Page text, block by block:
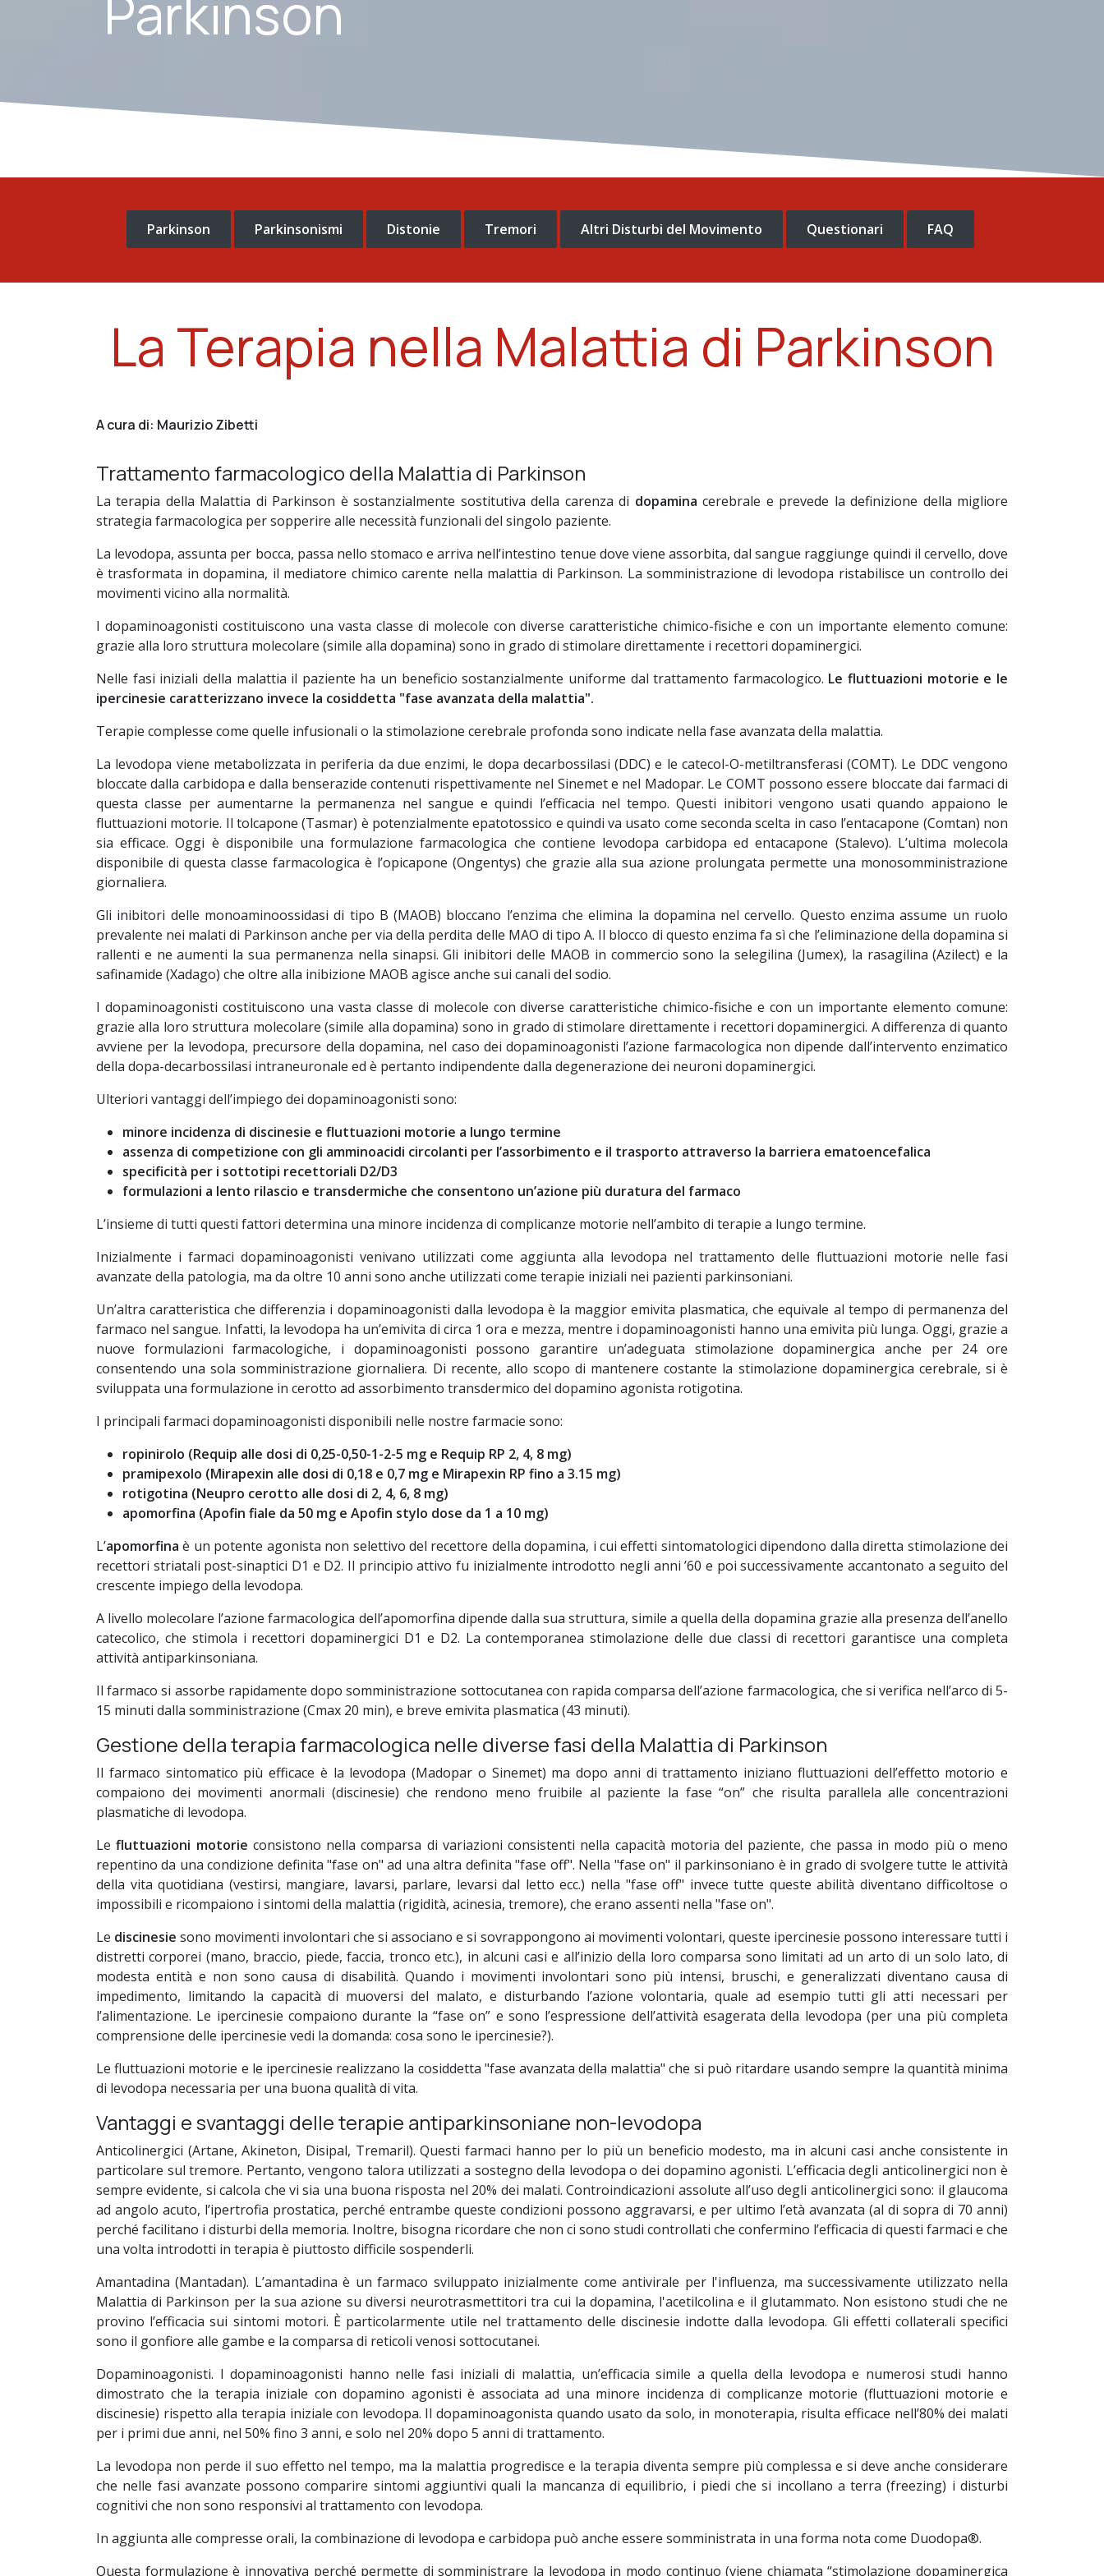
Parkinson
Parkinson Parkinsonismi Distonie Tremori Altri Disturbi del Movimento Questionari FAQ
La Terapia nella Malattia di Parkinson
A cura di: Maurizio Zibetti
Trattamento farmacologico della Malattia di Parkinson
La terapia della Malattia di Parkinson è sostanzialmente sostitutiva della carenza di dopamina cerebrale e prevede la definizione della migliore
strategia farmacologica per sopperire alle necessità funzionali del singolo paziente.
La levodopa, assunta per bocca, passa nello stomaco e arriva nell’intestino tenue dove viene assorbita, dal sangue raggiunge quindi il cervello, dove
è trasformata in dopamina, il mediatore chimico carente nella malattia di Parkinson. La somministrazione di levodopa ristabilisce un controllo dei
movimenti vicino alla normalità.
I dopaminoagonisti costituiscono una vasta classe di molecole con diverse caratteristiche chimico-fisiche e con un importante elemento comune:
grazie alla loro struttura molecolare (simile alla dopamina) sono in grado di stimolare direttamente i recettori dopaminergici.
Nelle fasi iniziali della malattia il paziente ha un beneficio sostanzialmente uniforme dal trattamento farmacologico. Le fluttuazioni motorie e le
ipercinesie caratterizzano invece la cosiddetta "fase avanzata della malattia".
Terapie complesse come quelle infusionali o la stimolazione cerebrale profonda sono indicate nella fase avanzata della malattia.
La levodopa viene metabolizzata in periferia da due enzimi, le dopa decarbossilasi (DDC) e le catecol-O-metiltransferasi (COMT). Le DDC vengono
bloccate dalla carbidopa e dalla benserazide contenuti rispettivamente nel Sinemet e nel Madopar. Le COMT possono essere bloccate dai farmaci di
questa classe per aumentarne la permanenza nel sangue e quindi l’efficacia nel tempo. Questi inibitori vengono usati quando appaiono le
fluttuazioni motorie. Il tolcapone (Tasmar) è potenzialmente epatotossico e quindi va usato come seconda scelta in caso l’entacapone (Comtan) non
sia efficace. Oggi è disponibile una formulazione farmacologica che contiene levodopa carbidopa ed entacapone (Stalevo). L’ultima molecola
disponibile di questa classe farmacologica è l’opicapone (Ongentys) che grazie alla sua azione prolungata permette una monosomministrazione
giornaliera.
Gli inibitori delle monoaminoossidasi di tipo B (MAOB) bloccano l’enzima che elimina la dopamina nel cervello. Questo enzima assume un ruolo
prevalente nei malati di Parkinson anche per via della perdita delle MAO di tipo A. Il blocco di questo enzima fa sì che l’eliminazione della dopamina si
rallenti e ne aumenti la sua permanenza nella sinapsi. Gli inibitori delle MAOB in commercio sono la selegilina (Jumex), la rasagilina (Azilect) e la
safinamide (Xadago) che oltre alla inibizione MAOB agisce anche sui canali del sodio.
I dopaminoagonisti costituiscono una vasta classe di molecole con diverse caratteristiche chimico-fisiche e con un importante elemento comune:
grazie alla loro struttura molecolare (simile alla dopamina) sono in grado di stimolare direttamente i recettori dopaminergici. A differenza di quanto
avviene per la levodopa, precursore della dopamina, nel caso dei dopaminoagonisti l’azione farmacologica non dipende dall’intervento enzimatico
della dopa-decarbossilasi intraneuronale ed è pertanto indipendente dalla degenerazione dei neuroni dopaminergici.
Ulteriori vantaggi dell’impiego dei dopaminoagonisti sono:
minore incidenza di discinesie e fluttuazioni motorie a lungo termine
assenza di competizione con gli amminoacidi circolanti per l’assorbimento e il trasporto attraverso la barriera ematoencefalica
specificità per i sottotipi recettoriali D2/D3
formulazioni a lento rilascio e transdermiche che consentono un’azione più duratura del farmaco
L’insieme di tutti questi fattori determina una minore incidenza di complicanze motorie nell’ambito di terapie a lungo termine.
Inizialmente i farmaci dopaminoagonisti venivano utilizzati come aggiunta alla levodopa nel trattamento delle fluttuazioni motorie nelle fasi
avanzate della patologia, ma da oltre 10 anni sono anche utilizzati come terapie iniziali nei pazienti parkinsoniani.
Un’altra caratteristica che differenzia i dopaminoagonisti dalla levodopa è la maggior emivita plasmatica, che equivale al tempo di permanenza del
farmaco nel sangue. Infatti, la levodopa ha un’emivita di circa 1 ora e mezza, mentre i dopaminoagonisti hanno una emivita più lunga. Oggi, grazie a
nuove formulazioni farmacologiche, i dopaminoagonisti possono garantire un’adeguata stimolazione dopaminergica anche per 24 ore
consentendo una sola somministrazione giornaliera. Di recente, allo scopo di mantenere costante la stimolazione dopaminergica cerebrale, si è
sviluppata una formulazione in cerotto ad assorbimento transdermico del dopamino agonista rotigotina.
I principali farmaci dopaminoagonisti disponibili nelle nostre farmacie sono:
ropinirolo (Requip alle dosi di 0,25-0,50-1-2-5 mg e Requip RP 2, 4, 8 mg)
pramipexolo (Mirapexin alle dosi di 0,18 e 0,7 mg e Mirapexin RP fino a 3.15 mg)
rotigotina (Neupro cerotto alle dosi di 2, 4, 6, 8 mg)
apomorfina (Apofin fiale da 50 mg e Apofin stylo dose da 1 a 10 mg)
L’apomorfina è un potente agonista non selettivo del recettore della dopamina, i cui effetti sintomatologici dipendono dalla diretta stimolazione dei
recettori striatali post-sinaptici D1 e D2. Il principio attivo fu inizialmente introdotto negli anni ’60 e poi successivamente accantonato a seguito del
crescente impiego della levodopa.
A livello molecolare l’azione farmacologica dell’apomorfina dipende dalla sua struttura, simile a quella della dopamina grazie alla presenza dell’anello
catecolico, che stimola i recettori dopaminergici D1 e D2. La contemporanea stimolazione delle due classi di recettori garantisce una completa
attività antiparkinsoniana.
Il farmaco si assorbe rapidamente dopo somministrazione sottocutanea con rapida comparsa dell’azione farmacologica, che si verifica nell’arco di 5-
15 minuti dalla somministrazione (Cmax 20 min), e breve emivita plasmatica (43 minuti).
Gestione della terapia farmacologica nelle diverse fasi della Malattia di Parkinson
Il farmaco sintomatico più efficace è la levodopa (Madopar o Sinemet) ma dopo anni di trattamento iniziano fluttuazioni dell’effetto motorio e
compaiono dei movimenti anormali (discinesie) che rendono meno fruibile al paziente la fase “on” che risulta parallela alle concentrazioni
plasmatiche di levodopa.
Lefluttuazioni motorie consistono nella comparsa di variazioni consistenti nella capacità motoria del paziente, che passa in modo più o meno
repentino da una condizione definita "fase on" ad una altra definita "fase off". Nella "fase on" il parkinsoniano è in grado di svolgere tutte le attività
della vita quotidiana (vestirsi, mangiare, lavarsi, parlare, levarsi dal letto ecc.) nella "fase off" invece tutte queste abilità diventano difficoltose o
impossibili e ricompaiono i sintomi della malattia (rigidità, acinesia, tremore), che erano assenti nella "fase on".
Le discinesie sono movimenti involontari che si associano e si sovrappongono ai movimenti volontari, queste ipercinesie possono interessare tutti i
distretti corporei (mano, braccio, piede, faccia, tronco etc.), in alcuni casi e all’inizio della loro comparsa sono limitati ad un arto di un solo lato, di
modesta entità e non sono causa di disabilità. Quando i movimenti involontari sono più intensi, bruschi, e generalizzati diventano causa di
impedimento, limitando la capacità di muoversi del malato, e disturbando l’azione volontaria, quale ad esempio tutti gli atti necessari per
l’alimentazione. Le ipercinesie compaiono durante la “fase on” e sono l’espressione dell’attività esagerata della levodopa (per una più completa
comprensione delle ipercinesie vedi la domanda: cosa sono le ipercinesie?).
Le fluttuazioni motorie e le ipercinesie realizzano la cosiddetta "fase avanzata della malattia" che si può ritardare usando sempre la quantità minima
di levodopa necessaria per una buona qualità di vita.
Vantaggi e svantaggi delle terapie antiparkinsoniane non-levodopa
Anticolinergici (Artane, Akineton, Disipal, Tremaril). Questi farmaci hanno per lo più un beneficio modesto, ma in alcuni casi anche consistente in
particolare sul tremore. Pertanto, vengono talora utilizzati a sostegno della levodopa o dei dopamino agonisti. L’efficacia degli anticolinergici non è
sempre evidente, si calcola che vi sia una buona risposta nel 20% dei malati. Controindicazioni assolute all’uso degli anticolinergici sono: il glaucoma
ad angolo acuto, l’ipertrofia prostatica, perché entrambe queste condizioni possono aggravarsi, e per ultimo l’età avanzata (al di sopra di 70 anni)
perché facilitano i disturbi della memoria. Inoltre, bisogna ricordare che non ci sono studi controllati che confermino l’efficacia di questi farmaci e che
una volta introdotti in terapia è piuttosto difficile sospenderli.
Amantadina (Mantadan). L’amantadina è un farmaco sviluppato inizialmente come antivirale per l'influenza, ma successivamente utilizzato nella
Malattia di Parkinson per la sua azione su diversi neurotrasmettitori tra cui la dopamina, l'acetilcolina e il glutammato. Non esistono studi che ne
provino l’efficacia sui sintomi motori. È particolarmente utile nel trattamento delle discinesie indotte dalla levodopa. Gli effetti collaterali specifici
sono il gonfiore alle gambe e la comparsa di reticoli venosi sottocutanei.
Dopaminoagonisti. I dopaminoagonisti hanno nelle fasi iniziali di malattia, un’efficacia simile a quella della levodopa e numerosi studi hanno
dimostrato che la terapia iniziale con dopamino agonisti è associata ad una minore incidenza di complicanze motorie (fluttuazioni motorie e
discinesie) rispetto alla terapia iniziale con levodopa. Il dopaminoagonista quando usato da solo, in monoterapia, risulta efficace nell’80% dei malati
per i primi due anni, nel 50% fino 3 anni, e solo nel 20% dopo 5 anni di trattamento.
La levodopa non perde il suo effetto nel tempo, ma la malattia progredisce e la terapia diventa sempre più complessa e si deve anche considerare
che nelle fasi avanzate possono comparire sintomi aggiuntivi quali la mancanza di equilibrio, i piedi che si incollano a terra (freezing) i disturbi
cognitivi che non sono responsivi al trattamento con levodopa.
In aggiunta alle compresse orali, la combinazione di levodopa e carbidopa può anche essere somministrata in una forma nota come Duodopa®.
Questa formulazione è innovativa perché permette di somministrare la levodopa in modo continuo (viene chiamata “stimolazione dopaminergica